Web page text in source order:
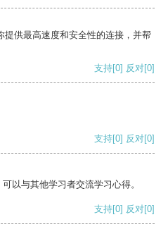
供最高速度和安全性的连接，并帮
支持[0] 反对[0]
支持[0] 反对[0]
以与其他学习者交流学习心得。
支持[0] 反对[0]